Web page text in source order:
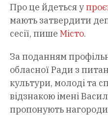
Про це йдеться у
мають затвердити
сесії, пише Місто.
За поданням
обласної Ради з
культури, молоді та
відзнакою імені
пропонують